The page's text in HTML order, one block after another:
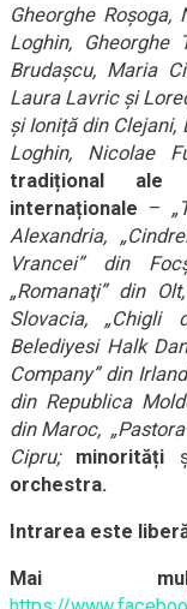
Gheorghe
Loghin, Gheorghe
Brudaşcu, Maria
Laura Lavric şi
și Ioniță din Clejani,
Loghin, Nicolae
tradițional ale
internaționale –
Alexandria,
Vrancei” din
„Romanaţi” din
Slovacia, „Chigli
Belediyesi Halk
Company” din
din Republica
din Maroc, „Pastora
Cipru; minorități
orchestra.
Intrarea este
Mai